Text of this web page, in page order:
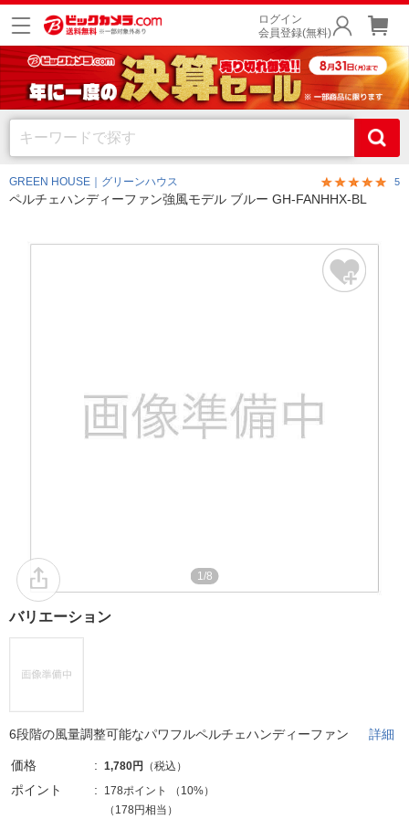
ログイン
会員登録(無料)
GREEN HOUSE｜グリーンハウス 5
ペルチェハンディーファン強風モデル ブルー GH-FANHHX-BL
1/8
バリエーション
6段階の風量調整可能なパワフルペルチェハンディーファン 詳細
価格 1,780円 （税込）
ポイント 178ポイント （ 10%）
（178円相当）